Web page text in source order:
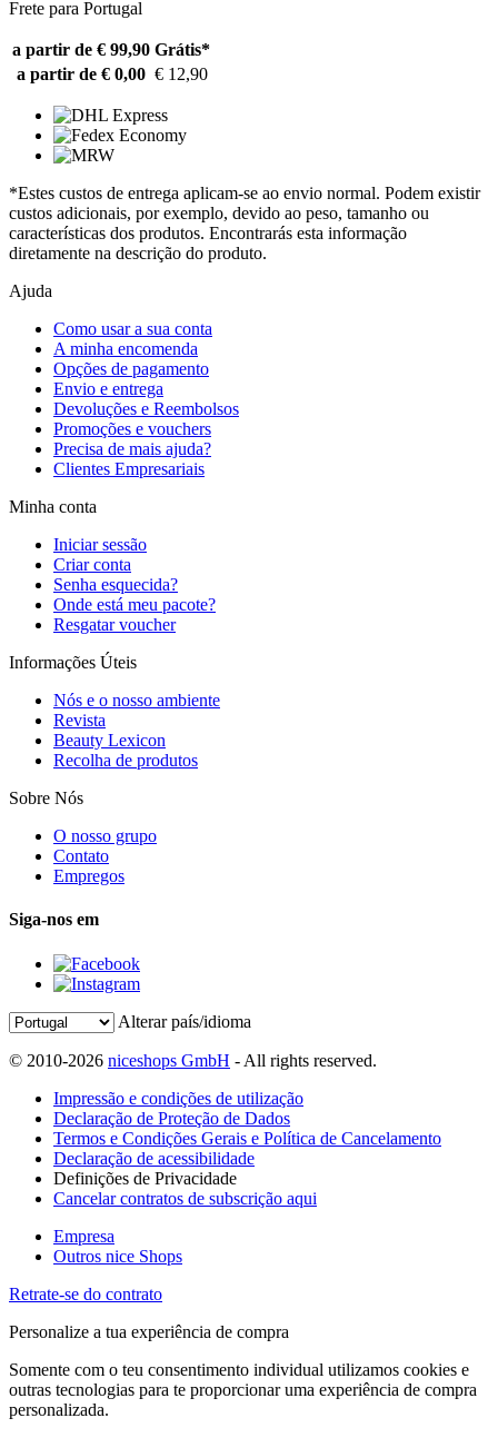
Frete para Portugal
a partir de € 99,90 Grátis*
a partir de € 0,00 € 12,90
*Estes custos de entrega aplicam-se ao envio normal. Podem existir
custos adicionais, por exemplo, devido ao peso, tamanho ou
características dos produtos. Encontrarás esta informação
diretamente na descrição do produto.
Ajuda
Como usar a sua conta
A minha encomenda
Opções de pagamento
Envio e entrega
Devoluções e Reembolsos
Promoções e vouchers
Precisa de mais ajuda?
Clientes Empresariais
Minha conta
Iniciar sessão
Criar conta
Senha esquecida?
Onde está meu pacote?
Resgatar voucher
Informações Úteis
Nós e o nosso ambiente
Revista
Beauty Lexicon
Recolha de produtos
Sobre Nós
O nosso grupo
Contato
Empregos
Siga-nos em
Alterar país/idioma
© 2010-2026 niceshops GmbH - All rights reserved.
Impressão e condições de utilização
Declaração de Proteção de Dados
Termos e Condições Gerais e Política de Cancelamento
Declaração de acessibilidade
Definições de Privacidade
Cancelar contratos de subscrição aqui
Empresa
Outros nice Shops
Retrate-se do contrato
Personalize a tua experiência de compra
Somente com o teu consentimento individual utilizamos cookies e
outras tecnologias para te proporcionar uma experiência de compra
personalizada.